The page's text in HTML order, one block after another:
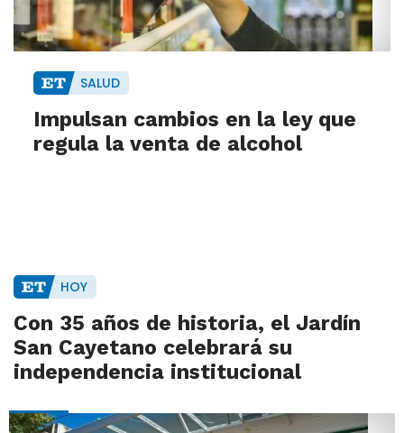
SALUD
Impulsan cambios en la ley que
regula la venta de alcohol
HOY
Con 35 años de historia, el Jardín
San Cayetano celebrará su
independencia institucional